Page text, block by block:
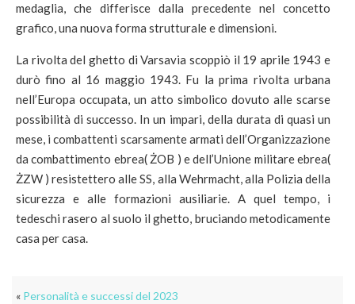
medaglia, che differisce dalla precedente nel concetto
grafico, una nuova forma strutturale e dimensioni.
La rivolta del ghetto di Varsavia scoppiò il 19 aprile 1943 e
durò fino al 16 maggio 1943. Fu la prima rivolta urbana
nell’Europa occupata, un atto simbolico dovuto alle scarse
possibilità di successo. In un impari, della durata di quasi un
mese, i combattenti scarsamente armati dell’Organizzazione
da combattimento ebrea( ŻOB ) e dell’Unione militare ebrea(
ŻZW ) resistettero alle SS, alla Wehrmacht, alla Polizia della
sicurezza e alle formazioni ausiliarie. A quel tempo, i
tedeschi rasero al suolo il ghetto, bruciando metodicamente
casa per casa.
« Personalità e successi del 2023